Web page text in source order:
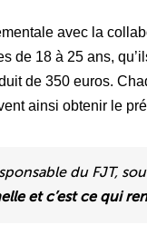
avec la
de 18 à 25 ans,
de 350 euros.
ainsi obtenir le
du FJT,
et c’est ce qui